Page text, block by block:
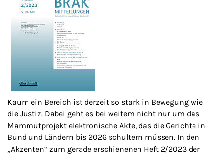
Kaum ein Bereich ist derzeit so stark in Bewegung wie
die Justiz. Dabei geht es bei weitem nicht nur um das
Mammutprojekt elektronische Akte, das die Gerichte in
Bund und Ländern bis 2026 schultern müssen. In den
„Akzenten“ zum gerade erschienenen Heft 2/2023 der